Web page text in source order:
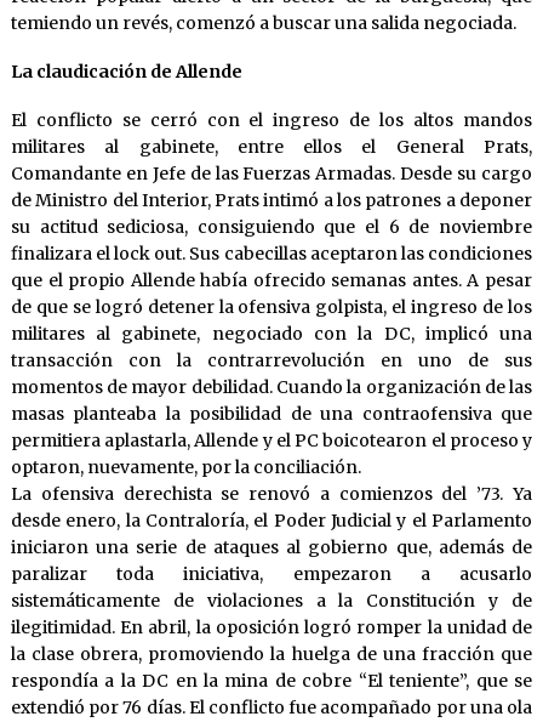
temiendo un revés, comenzó a buscar una salida negociada.
La claudicación de Allende
El conflicto se cerró con el ingreso de los altos mandos
militares al gabinete, entre ellos el General Prats,
Comandante en Jefe de las Fuerzas Armadas. Desde su cargo
de Ministro del Interior, Prats intimó a los patrones a deponer
su actitud sediciosa, consiguiendo que el 6 de noviembre
finalizara el lock out. Sus cabecillas aceptaron las condiciones
que el propio Allende había ofrecido semanas antes. A pesar
de que se logró detener la ofensiva golpista, el ingreso de los
militares al gabinete, negociado con la DC, implicó una
transacción con la contrarrevolución en uno de sus
momentos de mayor debilidad. Cuando la organización de las
masas planteaba la posibilidad de una contraofensiva que
permitiera aplastarla, Allende y el PC boicotearon el proceso y
optaron, nuevamente, por la conciliación.
La ofensiva derechista se renovó a comienzos del ’73. Ya
desde enero, la Contraloría, el Poder Judicial y el Parlamento
iniciaron una serie de ataques al gobierno que, además de
paralizar toda iniciativa, empezaron a acusarlo
sistemáticamente de violaciones a la Constitución y de
ilegitimidad. En abril, la oposición logró romper la unidad de
la clase obrera, promoviendo la huelga de una fracción que
respondía a la DC en la mina de cobre “El teniente”, que se
extendió por 76 días. El conflicto fue acompañado por una ola